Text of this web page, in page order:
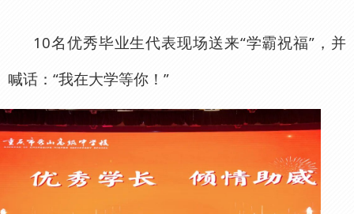
10名优秀毕业生代表现场送来“学霸祝福”，并
喊话：“我在大学等你！”